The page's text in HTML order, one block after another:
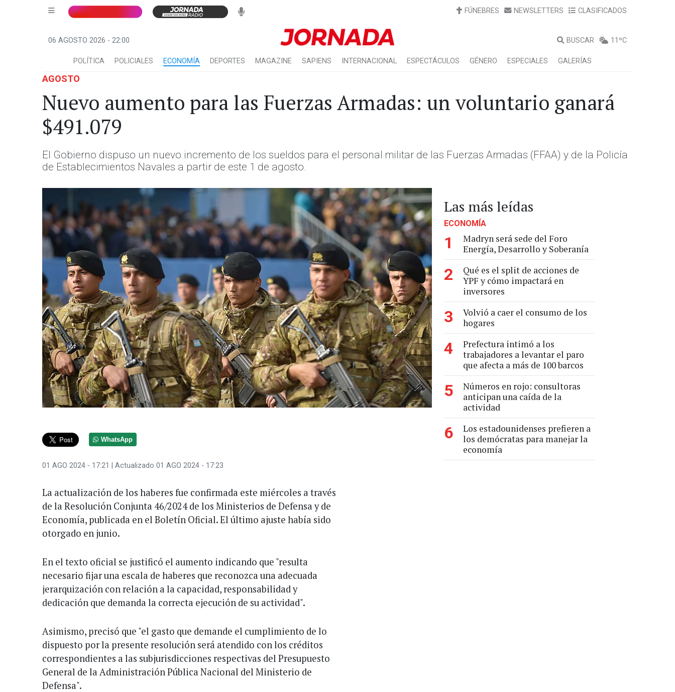
FÚNEBRES NEWSLETTERS CLASIFICADOS
06 AGOSTO 2026 - 22:00 BUSCAR 11ºC
POLÍTICA POLICIALES ECONOMÍA DEPORTES MAGAZINE SAPIENS INTERNACIONAL ESPECTÁCULOS GÉNERO ESPECIALES GALERÍAS
AGOSTO
Nuevo aumento para las Fuerzas Armadas: un voluntario ganará
$491.079
El Gobierno dispuso un nuevo incremento de los sueldos para el personal militar de las Fuerzas Armadas (FFAA) y de la Policía
de Establecimientos Navales a partir de este 1 de agosto.
WhatsApp
01 AGO 2024 - 17:21 | Actualizado 01 AGO 2024 - 17:23
La actualización de los haberes fue confirmada este miércoles a través
de la Resolución Conjunta 46/2024 de los Ministerios de Defensa y de
Economía, publicada en el Boletín Oficial. El último ajuste había sido
otorgado en junio.
En el texto oficial se justificó el aumento indicando que "resulta
necesario fijar una escala de haberes que reconozca una adecuada
jerarquización con relación a la capacidad, responsabilidad y
dedicación que demanda la correcta ejecución de su actividad".
Asimismo, precisó que "el gasto que demande el cumplimiento de lo
dispuesto por la presente resolución será atendido con los créditos
correspondientes a las subjurisdicciones respectivas del Presupuesto
General de la Administración Pública Nacional del Ministerio de
Defensa".
Las más leídas
ECONOMÍA
1
Madryn será sede del Foro
Energía, Desarrollo y Soberanía
2
Qué es el split de acciones de
YPF y cómo impactará en
inversores
3
Volvió a caer el consumo de los
hogares
4
Prefectura intimó a los
trabajadores a levantar el paro
que afecta a más de 100 barcos
5
Números en rojo: consultoras
anticipan una caída de la
actividad
6
Los estadounidenses prefieren a
los demócratas para manejar la
economía